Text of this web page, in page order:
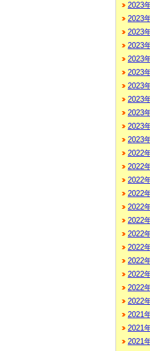
2023
2023
2023
2023
2023
2023
2023
2023
2023
2023
2023
2022
2022
2022
2022
2022
2022
2022
2022
2022
2022
2022
2022
2021
2021
2021